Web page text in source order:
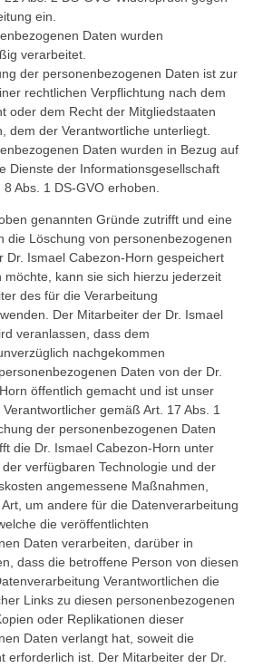
ein.
Daten wurden
verarbeitet.
der personenbezogenen Daten ist zur
rechtlichen Verpflichtung nach dem
oder dem Recht der Mitgliedstaaten
dem der Verantwortliche unterliegt.
Daten wurden in Bezug auf
Dienste der Informationsgesellschaft
Abs. 1 DS-GVO erhoben.
genannten Gründe zutrifft und eine
die Löschung von personenbezogenen
Dr. Ismael Cabezon-Horn gespeichert
möchte, kann sie sich hierzu jederzeit
des für die Verarbeitung
Der Mitarbeiter der Dr. Ismael
veranlassen, dass dem
nachgekommen
Daten von der Dr.
öffentlich gemacht und ist unser
gemäß Art. 17 Abs. 1
der personenbezogenen Daten
die Dr. Ismael Cabezon-Horn unter
verfügbaren Technologie und der
angemessene Maßnahmen,
um andere für die Datenverarbeitung
die veröffentlichten
Daten verarbeiten, darüber in
dass die betroffene Person von diesen
Verantwortlichen die
Links zu diesen personenbezogenen
oder Replikationen dieser
Daten verlangt hat, soweit die
erforderlich ist. Der Mitarbeiter der Dr.